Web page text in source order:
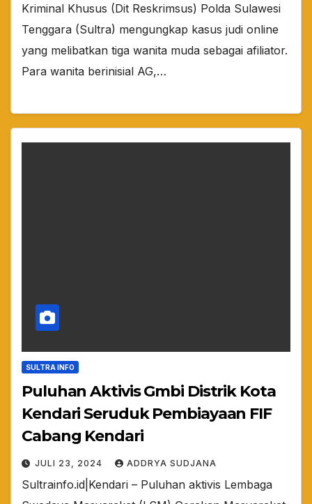
Kriminal Khusus (Dit Reskrimsus) Polda Sulawesi
Tenggara (Sultra) mengungkap kasus judi online
yang melibatkan tiga wanita muda sebagai afiliator.
Para wanita berinisial AG,…
SULTRA INFO
Puluhan Aktivis Gmbi Distrik Kota
Kendari Seruduk Pembiayaan FIF
Cabang Kendari
JULI 23, 2024 ADDRYA SUDJANA
Sultrainfo.id|Kendari – Puluhan aktivis Lembaga